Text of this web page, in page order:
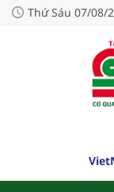
Thứ Sáu 07/08/